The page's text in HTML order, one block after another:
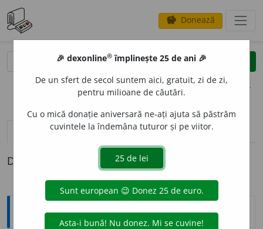
savings Donează
clear
opțiuni
definiții (1) pronunțievolume_up (50)
Definiția cu ID-ul 963775:
Sinonime
🎉 dexonline® împlinește 25 de ani 🎉
De un sfert de secol suntem aici, gratuit, zi de zi,
pentru milioane de căutări.
Cu o mică donație aniversară ne-ați ajuta să păstrăm
cuvintele la îndemâna tuturor și pe viitor.